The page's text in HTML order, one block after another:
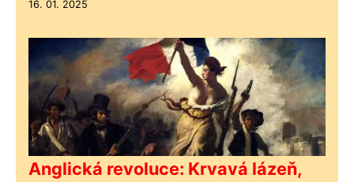
16. 01. 2025
Anglická revoluce: Krvavá lázeň,